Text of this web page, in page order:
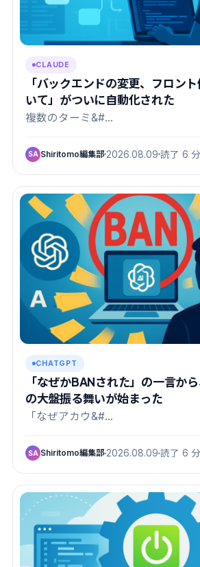
CLAUDE
「バックエンドの変更、フロン
いて」がついに自動化された
複数のターミ&#…
SA Shiritomo編集部 2026.08.09 読了 6 分
CHATGPT
「なぜかBANされた」の一言か
の大盤振る舞いが始まった
「なぜアカウ&#…
SA Shiritomo編集部 2026.08.09 読了 6 分